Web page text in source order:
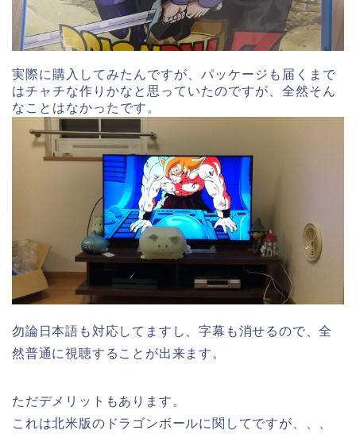
実際に購入してみたんですが、パッケージも届くまで
はチャチな作りかなと思っていたのですが、全然そん
なことはなかったです。
勿論日本語も対応してますし、字幕も消せるので、全
然普通に視聴することが出来ます。
ただデメリットもあります。
これは北米版のドラゴンボールに関してですが、、、